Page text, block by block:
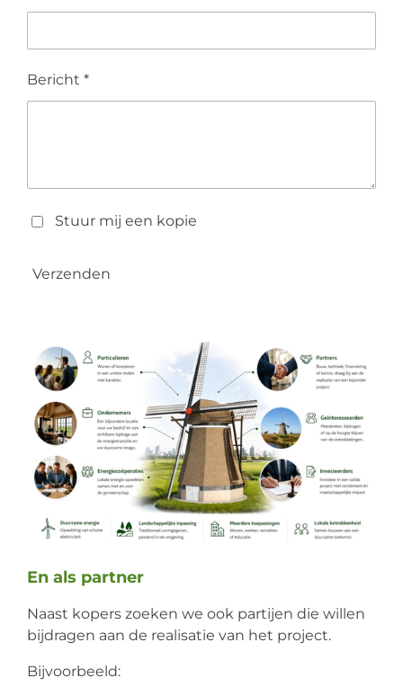
Bericht *
Stuur mij een kopie
Verzenden
En als partner
Naast kopers zoeken we ook partijen die willen
bijdragen aan de realisatie van het project.
Bijvoorbeeld: